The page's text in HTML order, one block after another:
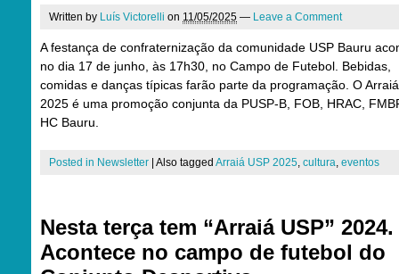
Written by Luís Victorelli on 11/05/2025 — Leave a Comment
A festança de confraternização da comunidade USP Bauru
no dia 17 de junho, às 17h30, no Campo de Futebol. Bebidas,
comidas e danças típicas farão parte da programação. O
2025 é uma promoção conjunta da PUSP-B, FOB, HRAC,
HC Bauru.
Posted in Newsletter Also tagged Arraiá USP 2025, cultura, eventos
Nesta terça tem “Arraiá USP” 2024.
Acontece no campo de futebol do